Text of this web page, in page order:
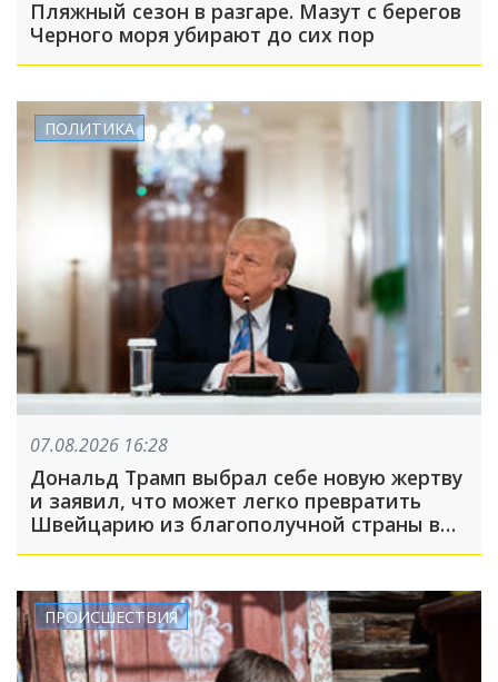
Пляжный сезон в разгаре. Мазут с берегов
Черного моря убирают до сих пор
ПОЛИТИКА
07.08.2026 16:28
Дональд Трамп выбрал себе новую жертву
и заявил, что может легко превратить
Швейцарию из благополучной страны в
ПРОИСШЕСТВИЯ